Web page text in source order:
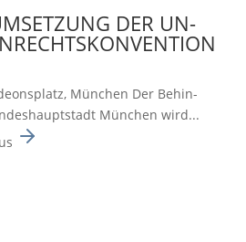
DER UN-
München Der Behin­
München wird...